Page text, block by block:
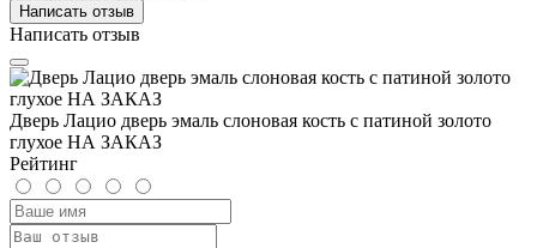
Написать отзыв
Написать отзыв
Дверь Лацио дверь эмаль слоновая кость с патиной золото
глухое НА ЗАКАЗ
Рейтинг